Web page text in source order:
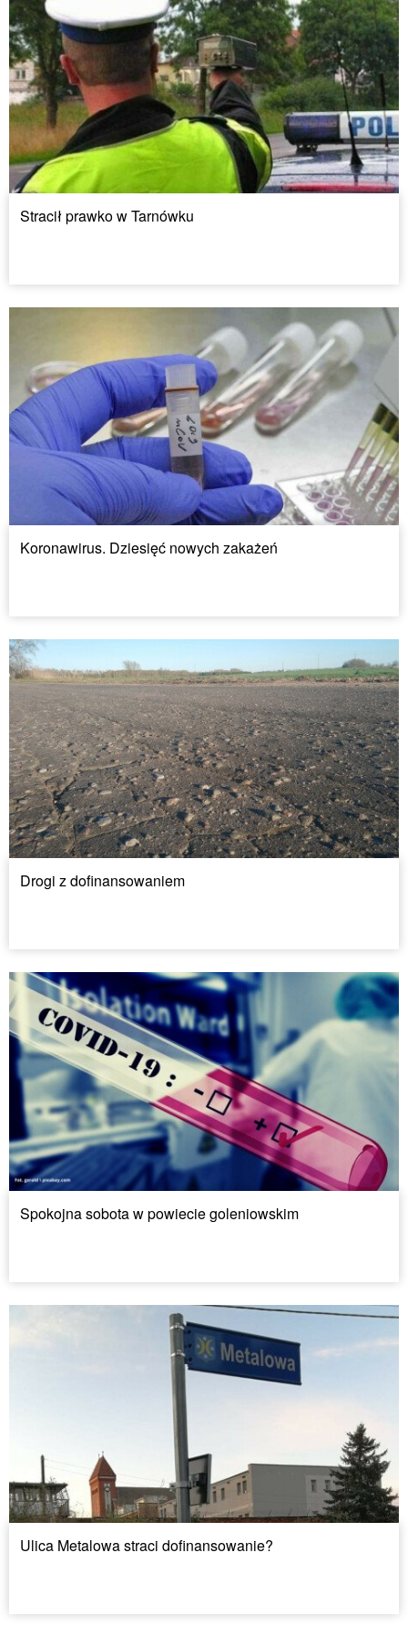
Stracił prawko w Tarnówku
Koronawirus. Dziesięć nowych zakażeń
Drogi z dofinansowaniem
Spokojna sobota w powiecie goleniowskim
Ulica Metalowa straci dofinansowanie?